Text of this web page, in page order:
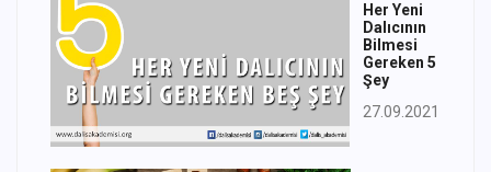
Her Yeni
Dalıcının
Bilmesi
Gereken 5
Şey
27.09.2021